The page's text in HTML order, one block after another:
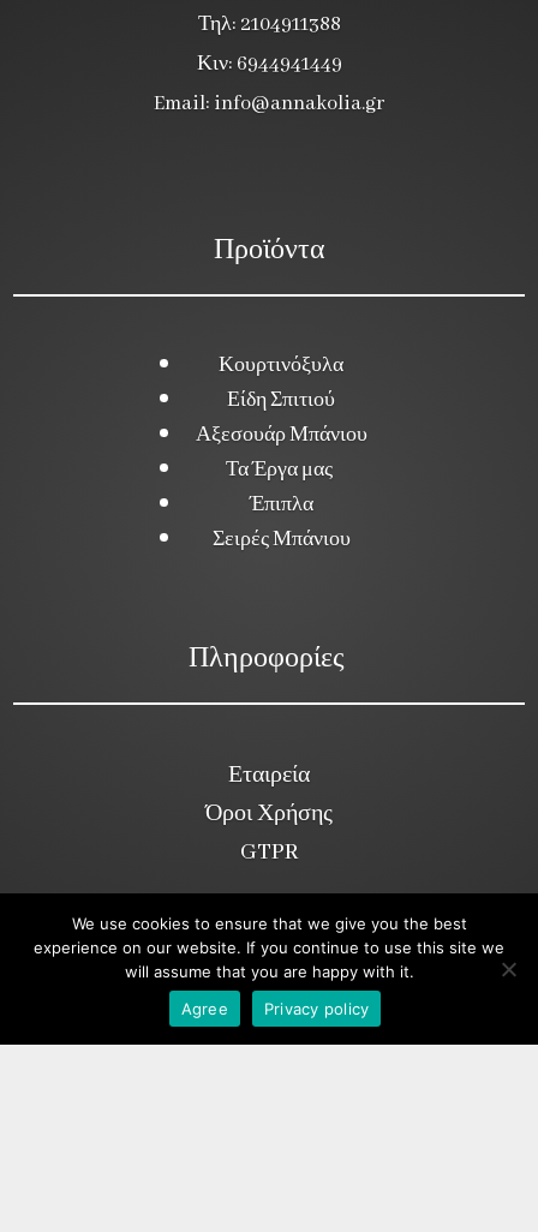
Τηλ: 2104911388
Κιν: 6944941449
Email: info@annakolia.gr
Προϊόντα
Κουρτινόξυλα
Είδη Σπιτιού
Αξεσουάρ Μπάνιου
Τα Έργα μας
Έπιπλα
Σειρές Μπάνιου
Πληροφορίες
Εταιρεία
Όροι Χρήσης
GTPR
Κοινωνικά Δίκτυα
We use cookies to ensure that we give you the best
experience on our website. If you continue to use this site we
will assume that you are happy with it.
Agree
Privacy policy
Viber